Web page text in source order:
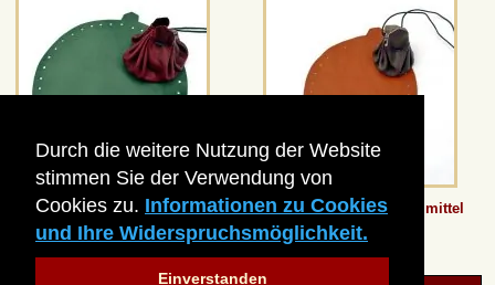
Durch die weitere Nutzung der Website
stimmen Sie der Verwendung von
Cookies zu. Informationen zu Cookies
und Ihre Widerspruchsmöglichkeit.
Einverstanden
Lederbeutel-Rohling - extra
8,82 €*
Lederbeutel-Rohling - mittel
5,46 €*